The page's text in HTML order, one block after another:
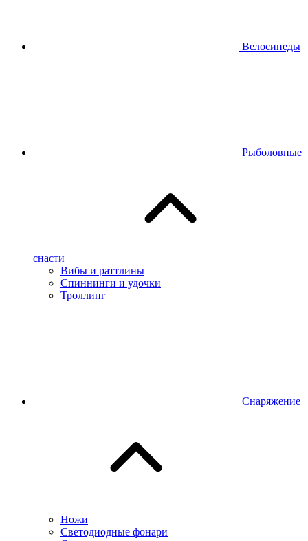
Велосипеды
Рыболовные
снасти
Вибы и раттлины
Спиннинги и удочки
Троллинг
Снаряжение
Ножи
Светодиодные фонари